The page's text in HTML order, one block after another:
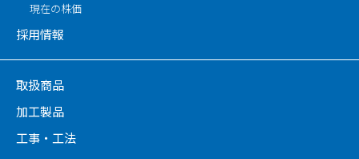
現在の株価
採用情報
取扱商品
加工製品
工事・工法